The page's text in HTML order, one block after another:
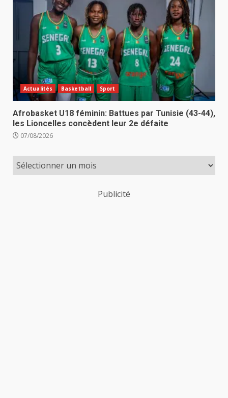
Actualités Basketball Sport
Afrobasket U18 féminin: Battues par Tunisie (43-44),
les Lioncelles concèdent leur 2e défaite
07/08/2026
Publicité